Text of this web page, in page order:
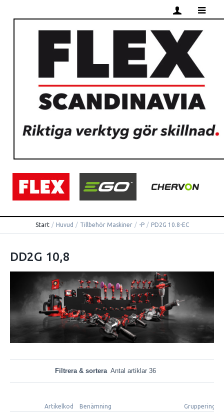
Start / Huvud / Tillbehör Maskiner / -P / PD2G 10.8-EC
DD2G 10,8
Filtrera & sortera Antal artiklar 36
Artikelkod Benämning Gruppering 1